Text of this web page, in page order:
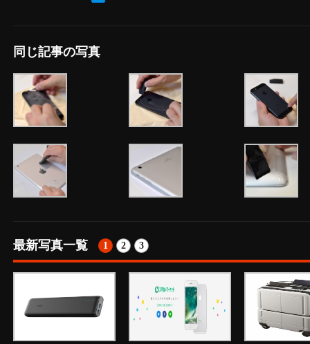
同じ記事の写真
最新写真一覧 1 2 3